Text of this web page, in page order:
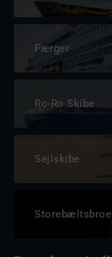
Færger
Ro-Ro Skibe
Sejlskibe